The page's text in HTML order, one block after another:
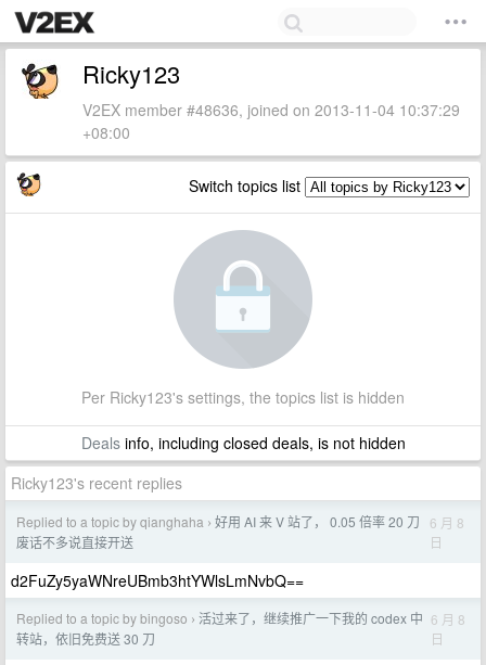
Ricky123
V2EX member #48636, joined on 2013-11-04 10:37:29
+08:00
Switch topics list
Per Ricky123's settings, the topics list is hidden
Dealsinfo, including closed deals, is not hidden
Ricky123's recent replies
Replied to a topic by qianghaha › 好用 AI 来 V 站了， 0.05 倍率 20 刀
废话不多说直接开送
6 月 8
日
d2FuZy5yaWNreUBmb3htYWlsLmNvbQ==
Replied to a topic by bingoso › 活过来了，继续推广一下我的 codex 中
转站，依旧免费送 30 刀
6 月 8
日